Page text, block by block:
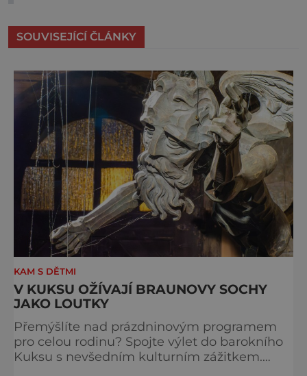
SOUVISEJÍCÍ ČLÁNKY
KAM S DĚTMI
V KUKSU OŽÍVAJÍ BRAUNOVY SOCHY
JAKO LOUTKY
Přemýšlíte nad prázdninovým programem
pro celou rodinu? Spojte výlet do barokního
Kuksu s nevšedním kulturním zážitkem.